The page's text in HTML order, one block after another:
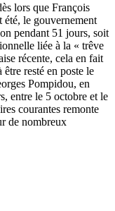
lors que François
été, le gouvernement
pendant 51 jours, soit
liée à la « trêve
récente, cela en fait
resté en poste le
Pompidou, en
entre le 5 octobre et le
courantes remonte
de nombreux